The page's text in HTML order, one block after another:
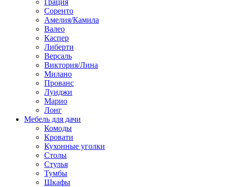
Грация
Соренто
Амелия/Камила
Валео
Каспер
Либерти
Версаль
Виктория/Лина
Милано
Прованс
Луиджи
Марио
Лонг
Мебель для дачи
Комоды
Кровати
Кухонные уголки
Столы
Стулья
Тумбы
Шкафы